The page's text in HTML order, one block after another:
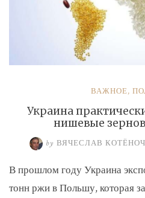
ВАЖНОЕ,
Украина
нишевые
by ВЯЧЕСЛАВ
В прошлом году Украина
тонн ржи в Польшу, которая